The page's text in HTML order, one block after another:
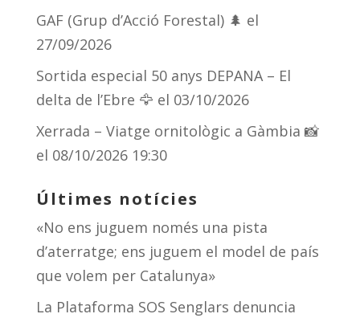
GAF (Grup d’Acció Forestal) 🌲 el
27/09/2026
Sortida especial 50 anys DEPANA – El
delta de l’Ebre 🦅 el 03/10/2026
Xerrada – Viatge ornitològic a Gàmbia 📸
el 08/10/2026 19:30
Últimes notícies
«No ens juguem només una pista
d’aterratge; ens juguem el model de país
que volem per Catalunya»
La Plataforma SOS Senglars denuncia